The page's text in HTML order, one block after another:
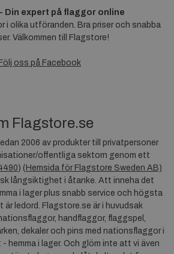
Din expert på flaggor online
i olika utföranden. Bra priser och snabba
Välkommen till Flagstore!
Följ oss på Facebook
Flagstore.se
2006 av produkter till privatpersoner
offentliga sektorn genom ett
) ( Hemsida för Flagstore Sweden AB)
långsiktighet i åtanke. Att inneha det
i lager plus snabb service och högsta
är ledord. Flagstore.se är i huvudsak
handflaggor, flaggspel,
dekaler och pins med nationsflaggor i
hemma i lager. Och glöm inte att vi även